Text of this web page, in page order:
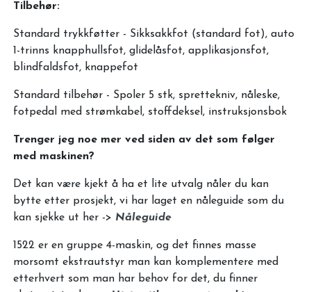
Tilbehør:
Standard trykkføtter - Sikksakkfot (standard fot), auto
1-trinns knapphullsfot, glidelåsfot, applikasjonsfot,
blindfaldsfot, knappefot
Standard tilbehør - Spoler 5 stk, sprettekniv, nåleske,
fotpedal med strømkabel, stoffdeksel, instruksjonsbok
Trenger jeg noe mer ved siden av det som følger
med maskinen?
Det kan være kjekt å ha et lite utvalg nåler du kan
bytte etter prosjekt, vi har laget en nåleguide som du
kan sjekke ut her -> Nåleguide
1522 er en gruppe 4-maskin, og det finnes masse
morsomt ekstrautstyr man kan komplementere med
etterhvert som man har behov for det, du finner